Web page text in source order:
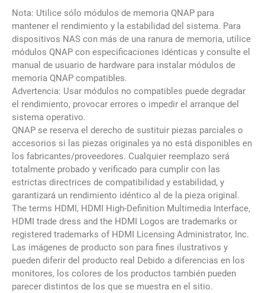
Nota: Utilice sólo módulos de memoria QNAP para
mantener el rendimiento y la estabilidad del sistema. Para
dispositivos NAS con más de una ranura de memoria, utilice
módulos QNAP con especificaciones idénticas y consulte el
manual de usuario de hardware para instalar módulos de
memoria QNAP compatibles.
Advertencia: Usar módulos no compatibles puede degradar
el rendimiento, provocar errores o impedir el arranque del
sistema operativo.
QNAP se reserva el derecho de sustituir piezas parciales o
accesorios si las piezas originales ya no está disponibles en
los fabricantes/proveedores. Cualquier reemplazo será
totalmente probado y verificado para cumplir con las
estrictas directrices de compatibilidad y estabilidad, y
garantizará un rendimiento idéntico al de la pieza original.
The terms HDMI, HDMI High-Definition Multimedia Interface,
HDMI trade dress and the HDMI Logos are trademarks or
registered trademarks of HDMI Licensing Administrator, Inc.
Las imágenes de producto son para fines ilustrativos y
pueden diferir del producto real Debido a diferencias en los
monitores, los colores de los productos también pueden
parecer distintos de los que se muestra en el sitio.